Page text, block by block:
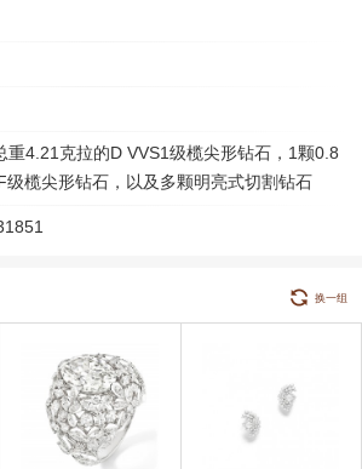
重4.21克拉的D VVS1级榄尖形钻石，1颗0.8
级榄尖形钻石，以及多颗明亮式切割钻石
换一组